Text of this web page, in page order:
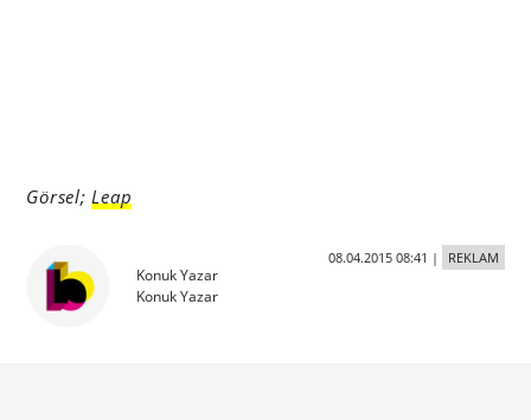
Görsel; Leap
Konuk Yazar
Konuk Yazar
08.04.2015 08:41 | REKLAM